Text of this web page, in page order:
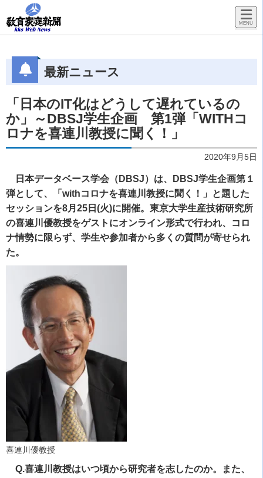
最新ニュース
「日本のIT化はどうして遅れているの
か」～DBSJ学生企画 第1弾「WITHコ
ロナを喜連川教授に聞く！」
2020年9月5日
日本データベース学会（DBSJ）は、DBSJ学生企画第１
弾として、「withコロナを喜連川教授に聞く！」と題した
セッションを8月25日(火)に開催。東京大学生産技術研究所
の喜連川優教授をゲストにオンライン形式で行われ、コロ
ナ情勢に限らず、学生や参加者から多くの質問が寄せられ
た。
喜連川優教授
Q.喜連川教授はいつ頃から研究者を志したのか。また、